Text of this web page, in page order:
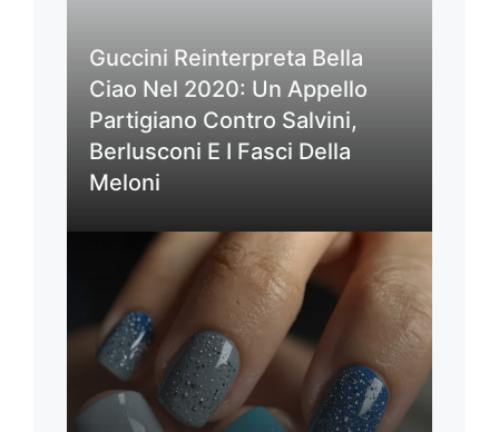
Guccini Reinterpreta Bella
Ciao Nel 2020: Un Appello
Partigiano Contro Salvini,
Berlusconi E I Fasci Della
Meloni